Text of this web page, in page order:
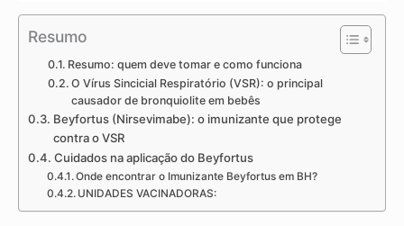
Resumo
Resumo: quem deve tomar e como funciona
O Vírus Sincicial Respiratório (VSR): o principal
causador de bronquiolite em bebês
Beyfortus (Nirsevimabe): o imunizante que protege
contra o VSR
Cuidados na aplicação do Beyfortus
Onde encontrar o Imunizante Beyfortus em BH?
UNIDADES VACINADORAS: